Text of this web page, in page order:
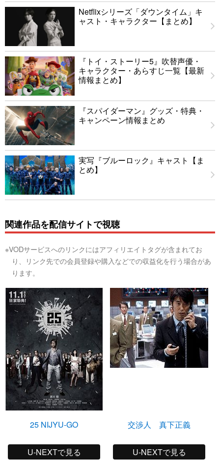
Netflixシリーズ「ダウンタイム」キ
ャスト・キャラクター【まとめ】
『トイ・ストーリー5』吹替声優・
キャラクター・あらすじ一覧【最新
情報まとめ】
『スパイダーマン』グッズ・特典・
キャンペーン情報まとめ
実写『ブルーロック』キャスト【ま
とめ】
関連作品を配信サイトで視聴
※VODサービスへのリンクにはアフィリエイトタグが含まれてお
り、リンク先での会員登録や購入などでの収益化を行う場合があ
ります。
25 NIJYU-GO
U-NEXTで見る
交渉人 真下正義
U-NEXTで見る